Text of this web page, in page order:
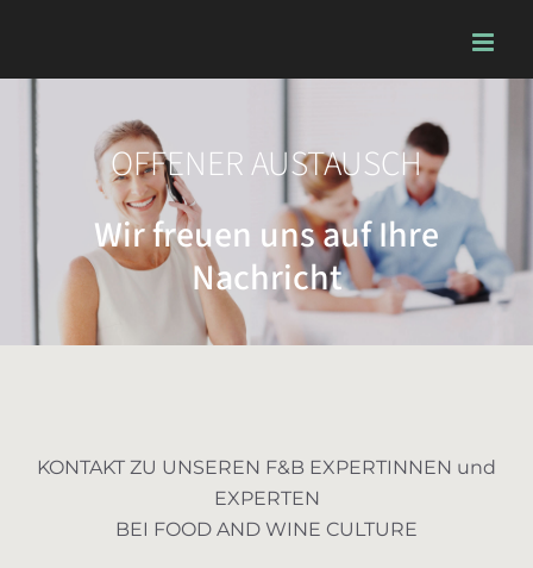
OFFENER AUSTAUSCH
Wir freuen uns auf Ihre
Nachricht
KONTAKT ZU UNSEREN F&B EXPERTINNEN und
EXPERTEN
BEI FOOD AND WINE CULTURE